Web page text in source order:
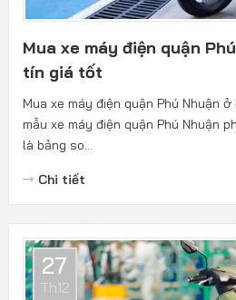
Mua xe máy điện quận
tín giá tốt
Mua xe máy điện quận Phú Nhuận
mẫu xe máy điện quận Phú Nhuận
là bảng so...
Chi tiết
27
Th12